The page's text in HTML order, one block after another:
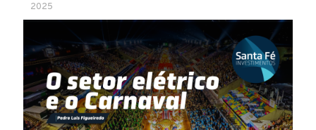
2025